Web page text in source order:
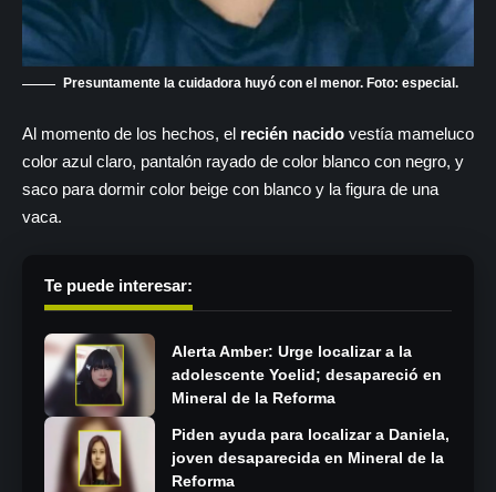
Presuntamente la cuidadora huyó con el menor. Foto: especial.
Al momento de los hechos, el recién nacido vestía mameluco
color azul claro, pantalón rayado de color blanco con negro, y
saco para dormir color beige con blanco y la figura de una
vaca.
Te puede interesar:
Alerta Amber: Urge localizar a la
adolescente Yoelid; desapareció en
Mineral de la Reforma
Piden ayuda para localizar a Daniela,
joven desaparecida en Mineral de la
Reforma